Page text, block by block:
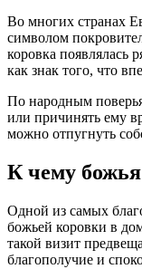
Во многих странах
символом
коровка появлялась
как знак того, что
По народным
или причинять ему
можно отпугнуть
К чему божья
Одной из самых
божьей коровки в
такой визит
благополучие и